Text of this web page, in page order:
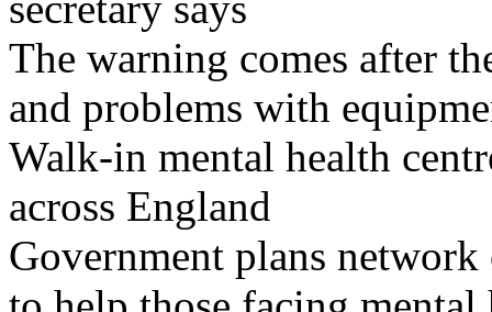
The warning comes after
and problems with
Walk-in mental health
across England
Government plans